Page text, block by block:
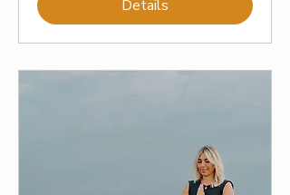
Details